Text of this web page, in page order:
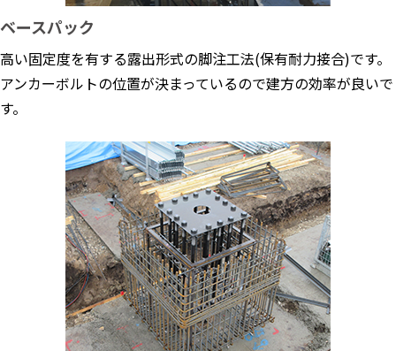
ベースパック
高い固定度を有する露出形式の脚注工法(保有耐力接合)です。
アンカーボルトの位置が決まっているので建方の効率が良いで
す。